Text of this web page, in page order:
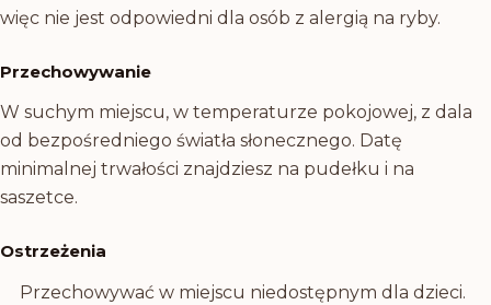
więc nie jest odpowiedni dla osób z alergią na ryby.
Przechowywanie
W suchym miejscu, w temperaturze pokojowej, z dala
od bezpośredniego światła słonecznego. Datę
minimalnej trwałości znajdziesz na pudełku i na
saszetce.
Ostrzeżenia
Przechowywać w miejscu niedostępnym dla dzieci.